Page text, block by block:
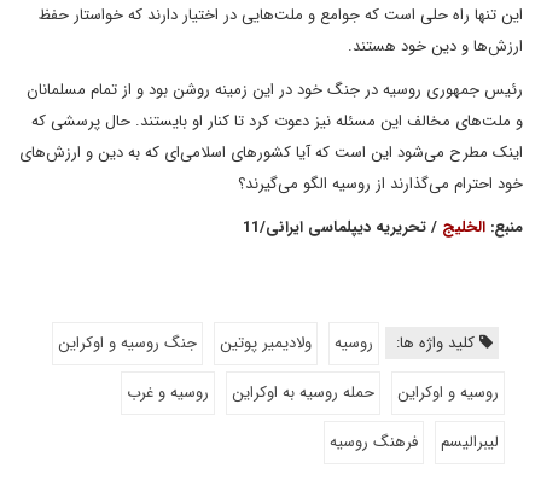
این تنها راه حلی است که جوامع و ملت‌هایی در اختیار دارند که خواستار حفظ
ارزش‌ها و دین خود هستند.
رئیس جمهوری روسیه در جنگ خود در این زمینه روشن بود و از تمام مسلمانان
و ملت‌های مخالف این مسئله نیز دعوت کرد تا کنار او بایستند. حال پرسشی که
اینک مطرح می‌شود این است که آیا کشورهای اسلامی‌ای که به دین و ارزش‌های
خود احترام می‌گذارند از روسیه الگو می‌گیرند؟
منبع: الخلیج / تحریریه دیپلماسی ایرانی/11
کلید واژه ها: روسیه ولادیمیر پوتین
جنگ روسیه و اوکراین
روسیه و اوکراین
حمله روسیه به اوکراین
روسیه و غرب
لیبرالیسم
فرهنگ روسیه